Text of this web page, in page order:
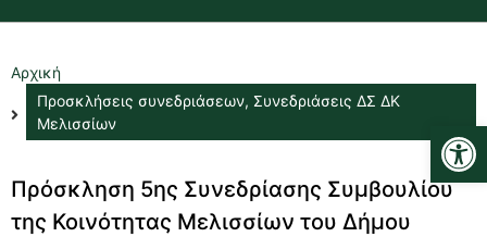
Αρχική
Προσκλήσεις συνεδριάσεων, Συνεδριάσεις ΔΣ ΔΚ
Μελισσίων
Πρόσκληση 5ης Συνεδρίασης Συμβουλίου
της Κοινότητας Μελισσίων του Δήμου